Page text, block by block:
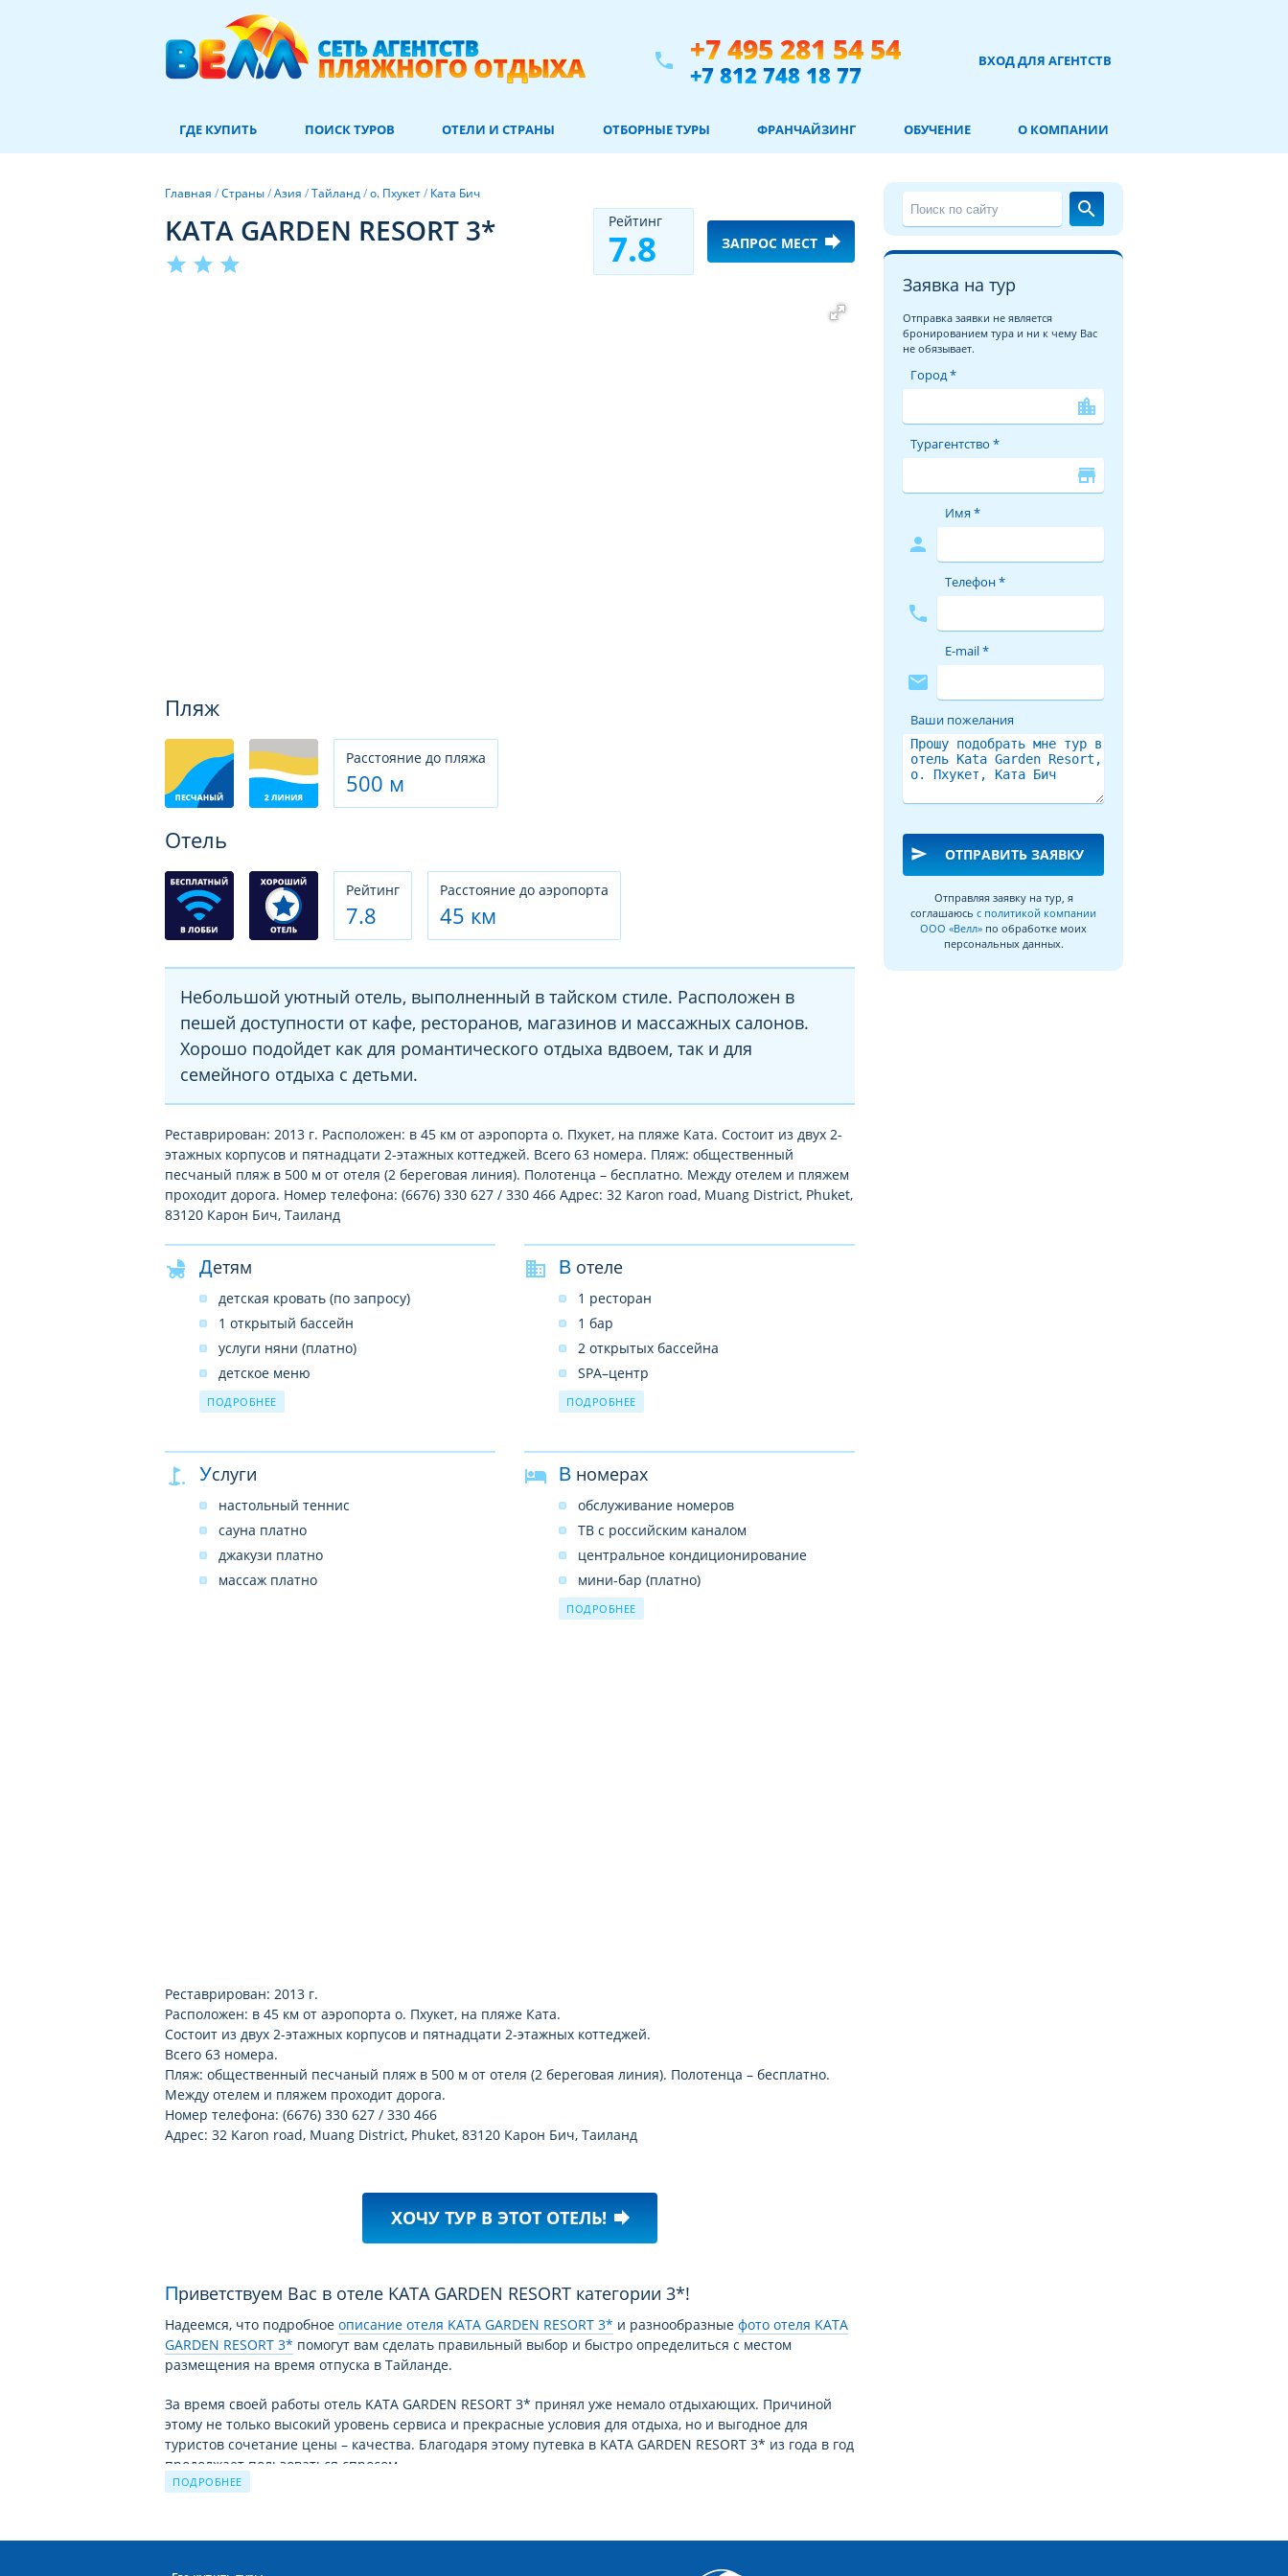
phone +7 495 281 54 54
+7 812 748 18 77 ВХОД ДЛЯ АГЕНТСТВ
ГДЕ КУПИТЬ ПОИСК ТУРОВ ОТЕЛИ И СТРАНЫ ОТБОРНЫЕ ТУРЫ ФРАНЧАЙЗИНГ ОБУЧЕНИЕ О КОМПАНИИ
Главная /Страны/Азия /Тайланд/о. Пхукет/ Ката Бич
KATA GARDEN RESORT 3*
star star star
Рeйтинг
7.8 ЗАПРОС МЕСТ forward
Пляж
Расстояние до пляжа
500 м
Отель
Рeйтинг
7.8
Расстояние до аэропорта
45 км
Небольшой уютный отель, выполненный в тайском стиле. Расположен в
пешей доступности от кафе, ресторанов, магазинов и массажных салонов.
Хорошо подойдет как для романтического отдыха вдвоем, так и для
семейного отдыха с детьми.
Реставрирован: 2013 г. Расположен: в 45 км от аэропорта о. Пхукет, на пляже Ката. Состоит из двух 2-
этажных корпусов и пятнадцати 2-этажных коттеджей. Всего 63 номера. Пляж: общественный
песчаный пляж в 500 м от отеля (2 береговая линия). Полотенца – бесплатно. Между отелем и пляжем
проходит дорога. Номер телефона: (6676) 330 627 / 330 466 Адрес: 32 Karon road, Muang District, Phuket,
83120 Карон Бич, Таиланд
Детям
детская кровать (по запросу)
1 открытый бассейн
услуги няни (платно)
детское меню
в ресторане – детское кресло
ПОДРОБНЕЕ
В отеле
1 ресторан
1 бар
2 открытых бассейна
SPA–центр
прачечная
беспроводной интернет в лобби
(бесплатно)
ПОДРОБНЕЕ
Услуги
настольный теннис
сауна платно
джакузи платно
массаж платно
В номерах
обслуживание номеров
ТВ с российским каналом
центральное кондиционирование
мини-бар (платно)
сейф (бесплатно)
ПОДРОБНЕЕ
Реставрирован: 2013 г.
Расположен: в 45 км от аэропорта о. Пхукет, на пляже Ката.
Состоит из двух 2-этажных корпусов и пятнадцати 2-этажных коттеджей.
Всего 63 номера.
Пляж: общественный песчаный пляж в 500 м от отеля (2 береговая линия). Полотенца – бесплатно.
Между отелем и пляжем проходит дорога.
Номер телефона: (6676) 330 627 / 330 466
Адрес: 32 Karon road, Muang District, Phuket, 83120 Карон Бич, Таиланд
ХОЧУ ТУР В ЭТОТ ОТЕЛЬ! forward
Приветствуем Вас в отеле KATA GARDEN RESORT категории 3*!
Надеемся, что подробное описание отеля KATA GARDEN RESORT 3* и разнообразные фото отеля KATA
GARDEN RESORT 3* помогут вам сделать правильный выбор и быстро определиться с местом
размещения на время отпуска в Тайланде.
За время своей работы отель KATA GARDEN RESORT 3* принял уже немало отдыхающих. Причиной
этому не только высокий уровень сервиса и прекрасные условия для отдыха, но и выгодное для
туристов сочетание цены – качества. Благодаря этому путевка в KATA GARDEN RESORT 3* из года в год
продолжает пользоваться спросом.
GARDEN RESORT 3* полностью соответствуют уровню 3 звезды. Вообще, обширная отельная база в
ПОДРОБНЕЕ
search
Заявка на тур
Отправка заявки не является
бронированием тура и ни к чему Вас
не обязывает.
Город *
location_city
Турагентство *
store
person
Имя *
phone
Телефон *
mail
E-mail *
Ваши пожелания
send ОТПРАВИТЬ ЗАЯВКУ
Отправляя заявку на тур, я
соглашаюсь с политикой компании
ООО «Велл» по обработке моих
персональных данных.